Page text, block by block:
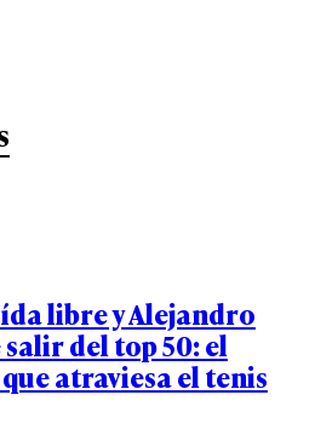
libre y Alejandro
del top 50: el
atraviesa el tenis